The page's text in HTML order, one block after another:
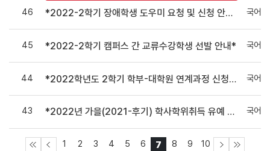
46 *2022-2학기 장애학생 도우미 요청 및 신청 안내* 국어
45 *2022-2학기 캠퍼스 간 교류수강학생 선발 안내* 국어
44 *2022학년도 2학기 학부-대학원 연계과정 신청 안내* 국어
43 *2022년 가을(2021-후기) 학사학위취득 유예 신청 안내* 국어
1 2 3 4 5 6 7 8 9 10